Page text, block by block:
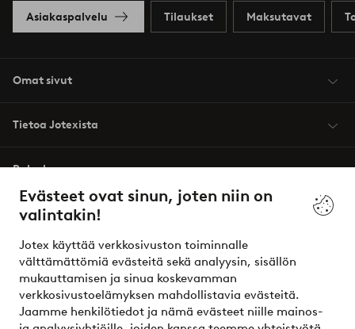
Evästeet ovat sinun, joten niin on
valintakin!
Jotex käyttää verkkosivuston toiminnalle
välttämättömiä evästeitä sekä analyysin, sisällön
mukauttamisen ja sinua koskevamman
verkkosivustoelämyksen mahdollistavia evästeitä.
Jaamme henkilötiedot ja nämä evästeet niille mainos-
Asiakaspalvelu Tilaukset Maksutavat
Omat sivut
Tietoa Jotexista
Palvelumme
Ehdot
Ystävät